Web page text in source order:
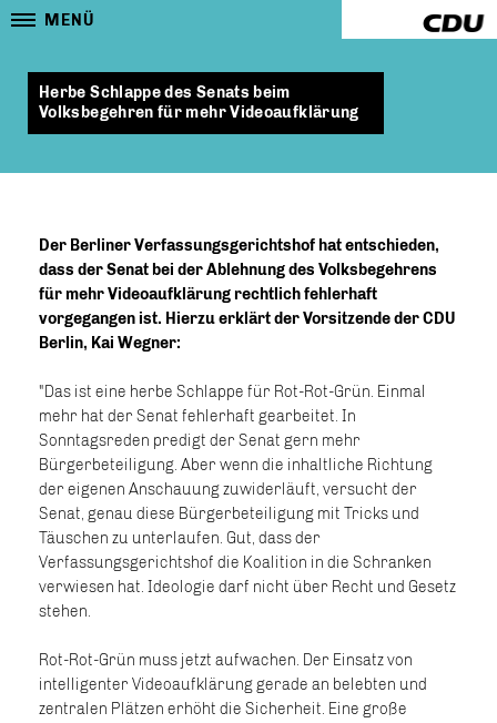
MENÜ
Herbe Schlappe des Senats beim
Volksbegehren für mehr Videoaufklärung
Der Berliner Verfassungsgerichtshof hat entschieden,
dass der Senat bei der Ablehnung des Volksbegehrens
für mehr Videoaufklärung rechtlich fehlerhaft
vorgegangen ist. Hierzu erklärt der Vorsitzende der CDU
Berlin, Kai Wegner:
"Das ist eine herbe Schlappe für Rot-Rot-Grün. Einmal
mehr hat der Senat fehlerhaft gearbeitet. In
Sonntagsreden predigt der Senat gern mehr
Bürgerbeteiligung. Aber wenn die inhaltliche Richtung
der eigenen Anschauung zuwiderläuft, versucht der
Senat, genau diese Bürgerbeteiligung mit Tricks und
Täuschen zu unterlaufen. Gut, dass der
Verfassungsgerichtshof die Koalition in die Schranken
verwiesen hat. Ideologie darf nicht über Recht und Gesetz
stehen.
Rot-Rot-Grün muss jetzt aufwachen. Der Einsatz von
intelligenter Videoaufklärung gerade an belebten und
zentralen Plätzen erhöht die Sicherheit. Eine große